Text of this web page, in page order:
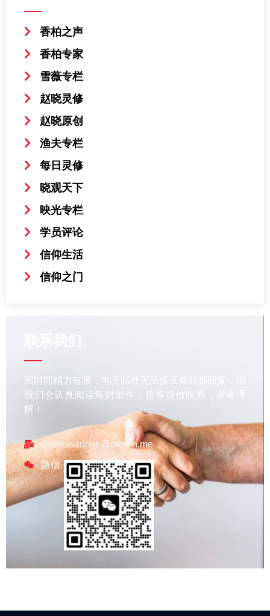
香柏之声
香柏专家
雪薇专栏
赵晓灵修
赵晓原创
渔夫专栏
每日灵修
晓观天下
映光专栏
学员评论
信仰生活
信仰之门
因时间精力有限，电子邮件无法保证每封都回复，但
我们会认真阅读每封邮件，推荐微信联系，谢谢理
解！
cypressadmin@proton.me
微信